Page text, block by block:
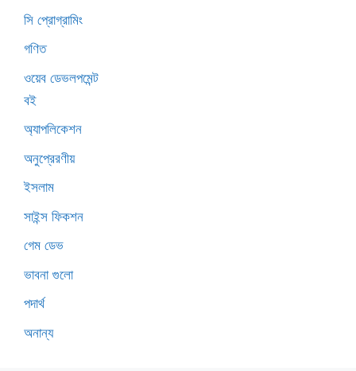
সি প্রোগ্রামিং
গণিত
ওয়েব ডেভলপমেন্ট
বই
অ্যাপলিকেশন
অনুপ্রেরণীয়
ইসলাম
সাইন্স ফিকশন
গেম ডেভ
ভাবনা গুলো
পদার্থ
অনান্য